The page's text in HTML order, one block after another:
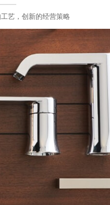
艺，创新的经营策略